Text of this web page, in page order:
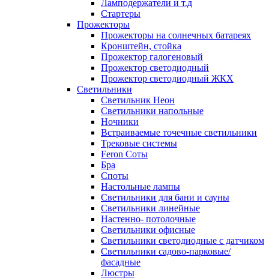
Ламподержатели и т.д
Стартеры
Прожекторы
Прожекторы на солнечных батареях
Кронштейн, стойка
Прожектор галогеновый
Прожектор светодиодный
Прожектор светодиодный ЖКХ
Светильники
Светильник Неон
Светильники напольные
Ночники
Встраиваемые точечные светильники
Трековые системы
Feron Соты
Бра
Споты
Настольные лампы
Светильники для бани и сауны
Светильники линейные
Настенно- потолочные
Светильники офисные
Светильники светодиодные с датчиком
Светильники садово-парковые/
фасадные
Люстры